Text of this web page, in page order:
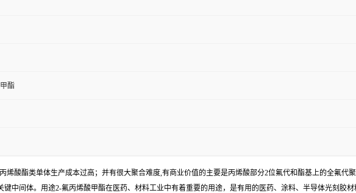
酯
酸酯类单体生产成本过高；并有很大聚合难度,有商业价值的主要是丙烯酸部分2位氟代和酯基上的全氟代
中间体。用途2-氟丙烯酸甲酯在医药、材料工业中有着重要的用途，是有用的医药、涂料、半导体光刻胶